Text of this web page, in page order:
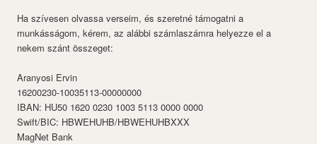
Ha szívesen olvassa verseim, és szeretné támogatni a
munkásságom, kérem, az alábbi számlaszámra helyezze el a
nekem szánt összeget:
Aranyosi Ervin
16200230-10035113-00000000
IBAN: HU50 1620 0230 1003 5113 0000 0000
Swift/BIC: HBWEHUHB/HBWEHUHBXXX
MagNet Bank